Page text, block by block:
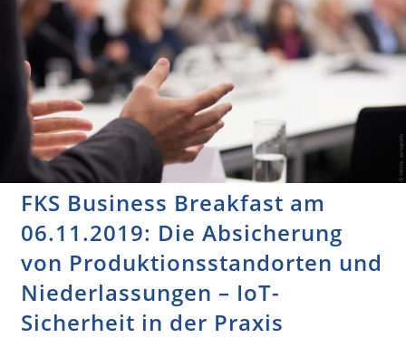
FKS Business Breakfast am
06.11.2019: Die Absicherung
von Produktionsstandorten und
Niederlassungen – IoT-
Sicherheit in der Praxis